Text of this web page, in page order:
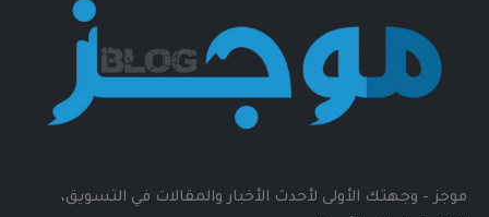
موجز - وجهتك الأولى لأحدث الأخبار والمقالات في التسويق،